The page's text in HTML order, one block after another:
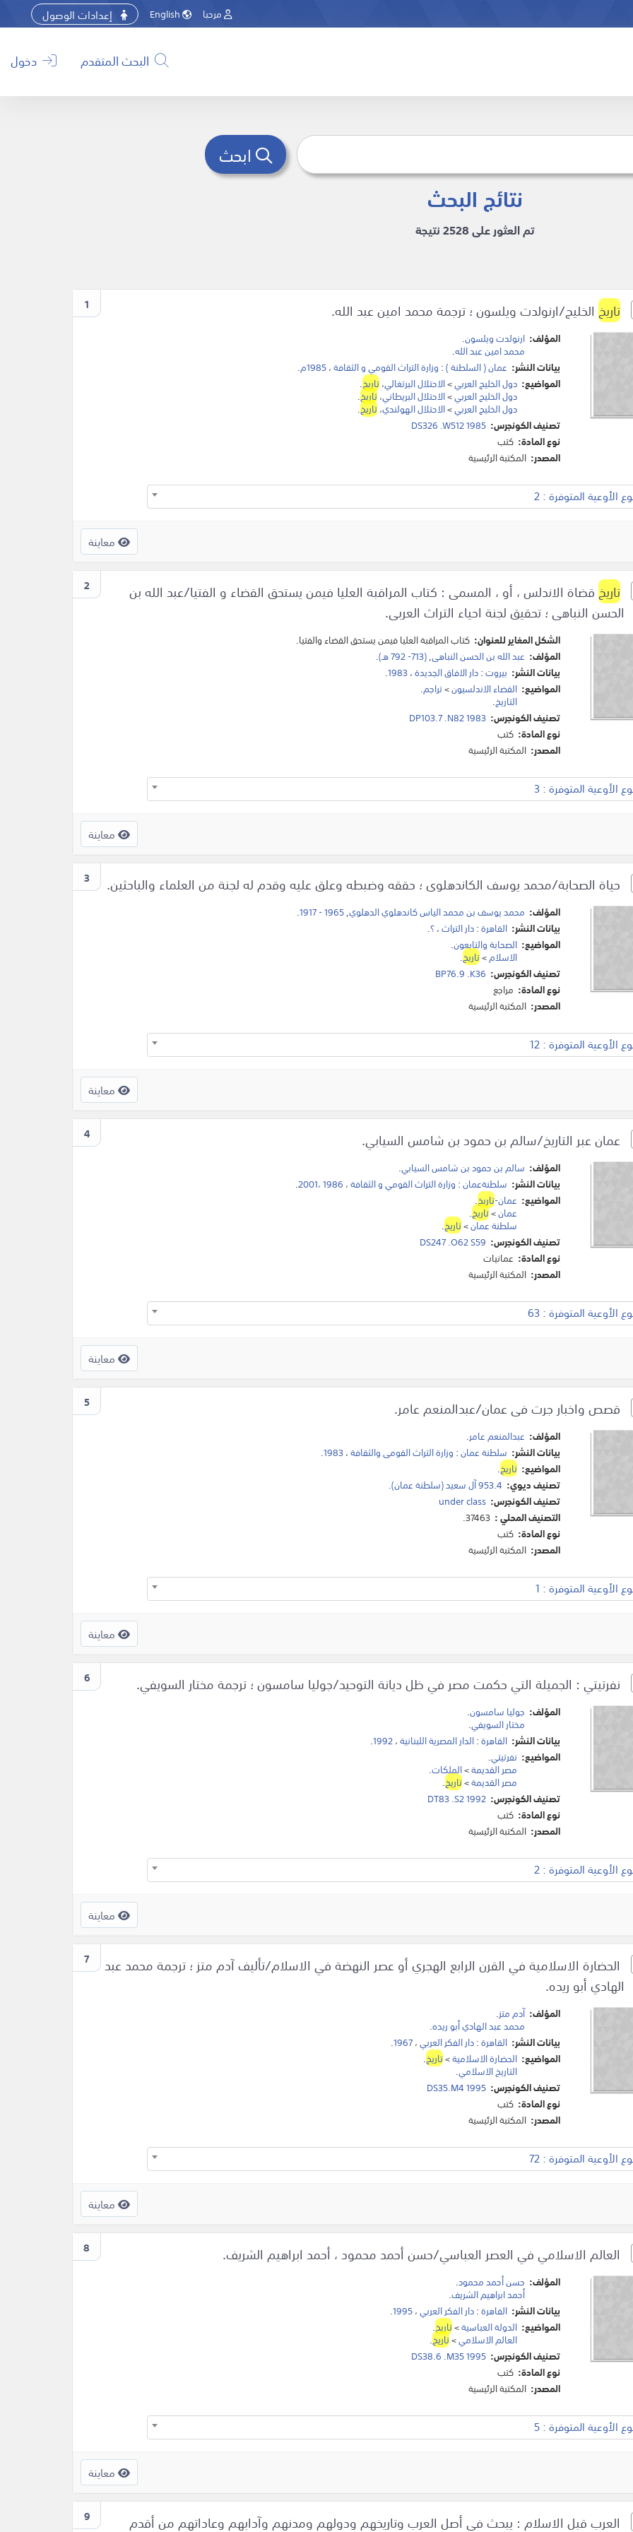
إعدادات الوصول مرحبا
البحث المتقدم دخول
نتائج البحث
تم العثور على 2528 نتيجة
1 تاريخ الخليج/ارنولدت ويلسون ؛ ترجمة محمد امين عبد الله.
المؤلف: ارنولدت ويلسون.
محمد امين عبد الله.
بيانات النشر: عمان ( السلطنة ): وزارة التراث القومي و الثقافة،1985م .
المواضيع: دول الخليج العربي>الاحتلال البرتغالي،تاريخ.
دول الخليج العربي>الاحتلال البريطاني،تاريخ.
دول الخليج العربي>الاحتلال الهولندي،تاريخ.
تصنيف الكونجرس: DS326 .W512 1985
نوع المادة: كتب
المصدر: المكتبة الرئيسية
الأوعية المتوفرة : 2
معاينة
2 تاريخقضاة الاندلس ، أو ، المسمى : كتاب المراقبة العليا فيمن يستحق القضاء و الفتيا/عبد الله بن
الحسن النباهى ؛ تحقيق لجنة احياء التراث العربى.
الشكل المغاير للعنوان: كتاب المراقبة العليا فيمن يستحق القضاء والفتيا.
المؤلف: عبد الله بن الحسن النباهى,(713- 792 هـ)
.
بيانات النشر: بيروت:دار الافاق الجديدة،1983
.
المواضيع: القضاء الاندلسيون>تراجم.
التاريخ.
تصنيف الكونجرس: DP103.7 .N82 1983
نوع المادة: كتب
المصدر: المكتبة الرئيسية
الأوعية المتوفرة : 3
معاينة
3 حياة الصحابة/محمد يوسف الكاندهلوى ؛ حققه وضبطه وعلق عليه وقدم له لجنة من العلماء والباحثين.
المؤلف: محمد يوسف بن محمد الياس كاندهلوي الدهلوي,
1965 - 1917
.
بيانات النشر: القاهرة:دار التراث،؟.
المواضيع: الصحابة والتابعون.
الاسلام>تاريخ.
تصنيف الكونجرس: BP76.9 .K36
نوع المادة: مراجع
المصدر: المكتبة الرئيسية
الأوعية المتوفرة : 12
معاينة
4 عمان عبر التاريخ/سالم بن حمود بن شامس السيابي.
المؤلف: سالم بن حمود بن شامس السيابي.
بيانات النشر: سلطنةعمان: وزارة التراث القومي و الثقافة، 1986 ،2001
.
المواضيع: عمان-تاريخ.
عمان>تاريخ.
سلطنة عمان>تاريخ.
تصنيف الكونجرس: DS247 .O62 S59
نوع المادة: عمانيات
المصدر: المكتبة الرئيسية
الأوعية المتوفرة : 63
معاينة
5 قصص واخبار جرت فى عمان/عبدالمنعم عامر.
المؤلف: عبدالمنعم عامر.
بيانات النشر: سلطنة عمان: وزارة التراث القومى والثقافة،1983
.
المواضيع: تاريخ.
تصنيف ديوي: 953.4 آل سعيد (سلطنة عمان).
تصنيف الكونجرس: under class
التصنيف المحلي : 37463.
نوع المادة: كتب
المصدر: المكتبة الرئيسية
الأوعية المتوفرة : 1
معاينة
6 نفرتيتي : الجميلة التي حكمت مصر في ظل ديانة التوحيد/جوليا سامسون ؛ ترجمة مختار السويفي.
المؤلف: جوليا سامسون.
مختار السويفي.
بيانات النشر: القاهرة:الدار المصرية اللبنانية،1992
.
المواضيع: نفرتيتي.
مصر القديمة>الملكات.
مصر القديمة>تاريخ.
تصنيف الكونجرس: DT83 .S2 1992
نوع المادة: كتب
المصدر: المكتبة الرئيسية
الأوعية المتوفرة : 2
معاينة
7
الحضارة الاسلامية في القرن الرابع الهجري أو عصر النهضة في الاسلام/تأليف آدم متز ؛ ترجمة محمد عبد
الهادي أبو ريده.
المؤلف: آدم متز.
محمد عبد الهادي أبو ريده.
بيانات النشر: القاهرة:دار الفكر العربي،1967
.
المواضيع: الحضارة الاسلامية>تاريخ.
التاريخ الاسلامي.
تصنيف الكونجرس: DS35.M4 1995
نوع المادة: كتب
المصدر: المكتبة الرئيسية
الأوعية المتوفرة : 72
معاينة
8 العالم الاسلامي في العصر العباسي/حسن أحمد محمود ، أحمد ابراهيم الشريف.
المؤلف: حسن أحمد محمود.
أحمد ابراهيم الشريف.
بيانات النشر: القاهرة:دار الفكر العربي،1995
.
المواضيع: الدولة العباسية>تاريخ.
العالم الاسلامي>تاريخ.
تصنيف الكونجرس: DS38.6 .M35 1995
نوع المادة: كتب
المصدر: المكتبة الرئيسية
الأوعية المتوفرة : 5
معاينة
9
العرب قبل الاسلام : يبحث في أصل العرب وتاريخهم ودولهم ومدنهم وآدابهم وعاداتهم من أقدم